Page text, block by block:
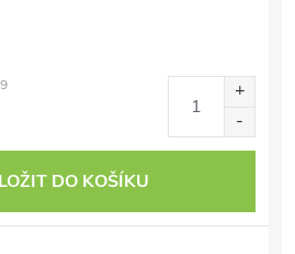
DO KOŠÍKU